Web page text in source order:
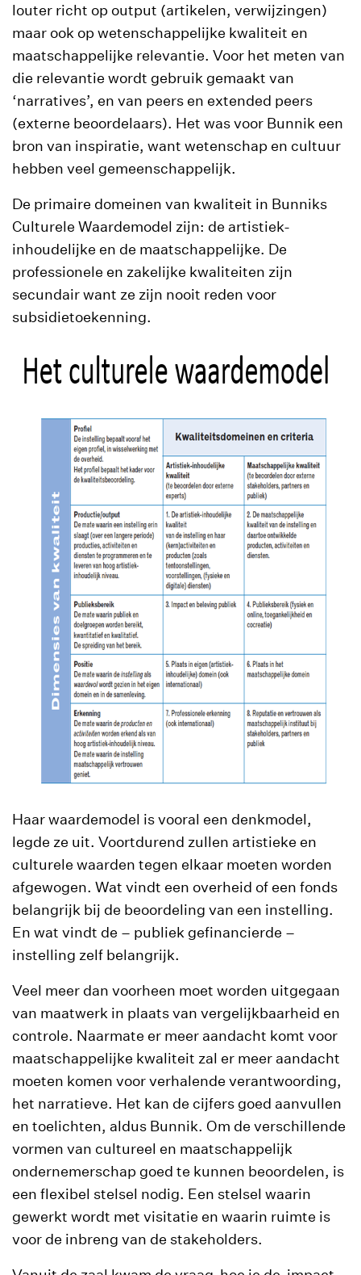
louter richt op output (artikelen, verwijzingen)
maar ook op wetenschappelijke kwaliteit en
maatschappelijke relevantie. Voor het meten van
die relevantie wordt gebruik gemaakt van
‘narratives’, en van peers en extended peers
(externe beoordelaars). Het was voor Bunnik een
bron van inspiratie, want wetenschap en cultuur
hebben veel gemeenschappelijk.
De primaire domeinen van kwaliteit in Bunniks
Culturele Waardemodel zijn: de artistiek-
inhoudelijke en de maatschappelijke. De
professionele en zakelijke kwaliteiten zijn
secundair want ze zijn nooit reden voor
subsidietoekenning.
Haar waardemodel is vooral een denkmodel,
legde ze uit. Voortdurend zullen artistieke en
culturele waarden tegen elkaar moeten worden
afgewogen. Wat vindt een overheid of een fonds
belangrijk bij de beoordeling van een instelling.
En wat vindt de – publiek gefinancierde –
instelling zelf belangrijk.
Veel meer dan voorheen moet worden uitgegaan
van maatwerk in plaats van vergelijkbaarheid en
controle. Naarmate er meer aandacht komt voor
maatschappelijke kwaliteit zal er meer aandacht
moeten komen voor verhalende verantwoording,
het narratieve. Het kan de cijfers goed aanvullen
en toelichten, aldus Bunnik. Om de verschillende
vormen van cultureel en maatschappelijk
ondernemerschap goed te kunnen beoordelen, is
een flexibel stelsel nodig. Een stelsel waarin
gewerkt wordt met visitatie en waarin ruimte is
voor de inbreng van de stakeholders.